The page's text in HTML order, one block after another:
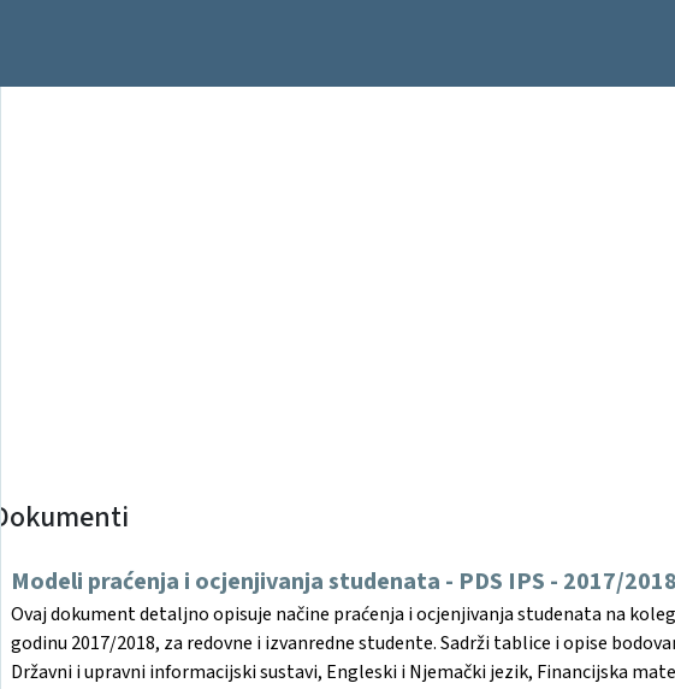
Dokumenti
Modeli praćenja i ocjenjivanja studenata - PDS IPS - 2017/2018
Ovaj dokument detaljno opisuje načine praćenja i ocjenjivanja studenata na
godinu 2017/2018, za redovne i izvanredne studente. Sadrži tablice i opise
Državni i upravni informacijski sustavi, Engleski i Njemački jezik, Financijska